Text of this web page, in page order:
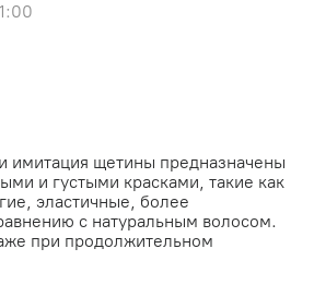
имитация щетины предназначены
и густыми красками, такие как
эластичные, более
с натуральным волосом.
при продолжительном